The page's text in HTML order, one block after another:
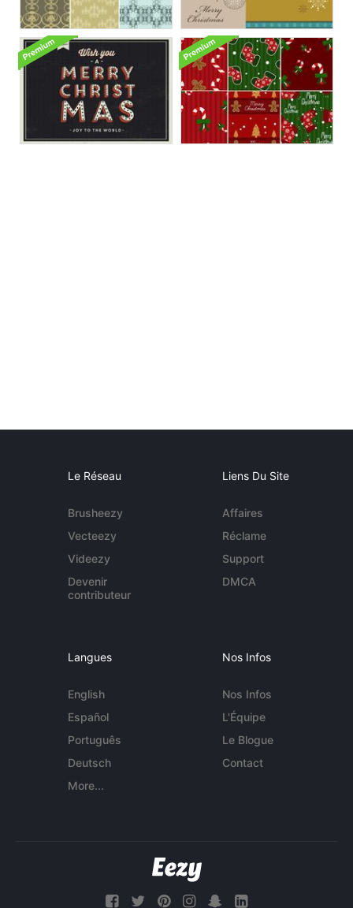
Le Réseau
Brusheezy
Vecteezy
Videezy
Devenir
contributeur
Liens Du Site
Affaires
Réclame
Support
DMCA
Langues
English
Español
Português
Deutsch
More...
Nos Infos
Nos Infos
L'Équipe
Le Blogue
Contact